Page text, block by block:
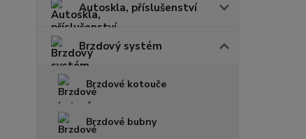
Autoskla, příslušenství
Brzdový systém
Brzdové kotouče
Brzdové bubny